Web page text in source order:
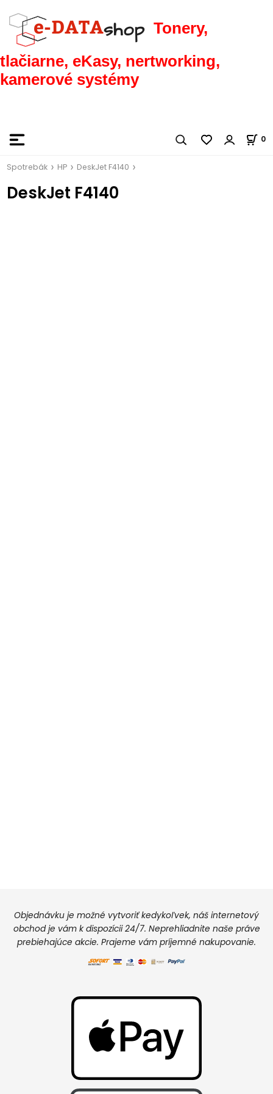
Tonery,
tlačiarne, eKasy, nertworking,
kamerové systémy
0
Spotrebák HP DeskJet F4140
DeskJet F4140
Objednávku je možné vytvoriť kedykoľvek, náš internetový
obchod je vám k dispozícii 24/7. Neprehliadnite naše práve
prebiehajúce akcie. Prajeme vám príjemné nakupovanie.